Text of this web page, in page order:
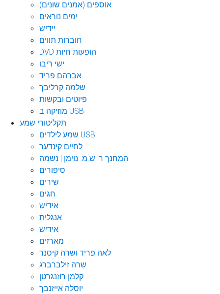
אוספים (אמנים שונים)
ימים נוראים
יידיש
חוברות תווים
DVD הופעות חיות
ישי ריבו
אברהם פריד
שלמה קרליבך
פיוטים ובקשות
מוזיקה ב USB
תקליטורי שמע
שמע לילדים USB
לחיים קינדער
המחנך ר' ש.מ. נוימן | נשמה
סיפורים
שירים
חגים
אידיש
אנגלית
אידיש
מארזים
לאה פריד ושרה קיסנר
שרה זילברברג
קלמן רוזנגרטן
יוסלה אייזנבך